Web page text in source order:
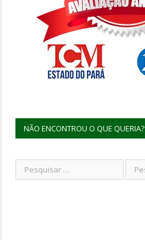
NÃO ENCONTROU O QUE QUERIA?